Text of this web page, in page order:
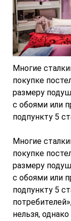
Многие
покупке
размеру
с обоями или
подпункту 5
Многие
покупке
размеру
с обоями или
подпункту 5
нельзя,